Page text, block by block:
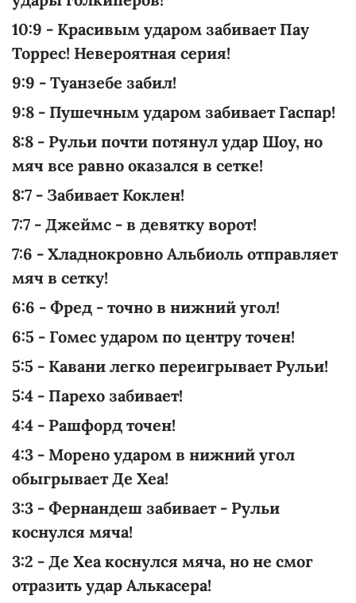
10:9 - Красивым ударом забивает Пау
Торрес! Невероятная серия!
9:9 - Туанзебе забил!
9:8 - Пушечным ударом забивает Гаспар!
8:8 - Рульи почти потянул удар Шоу, но
мяч все равно оказался в сетке!
8:7 - Забивает Коклен!
7:7 - Джеймс - в девятку ворот!
7:6 - Хладнокровно Альбиоль отправляет
мяч в сетку!
6:6 - Фред - точно в нижний угол!
6:5 - Гомес ударом по центру точен!
5:5 - Кавани легко переигрывает Рульи!
5:4 - Парехо забивает!
4:4 - Рашфорд точен!
4:3 - Морено ударом в нижний угол
обыгрывает Де Хеа!
3:3 - Фернандеш забивает - Рульи
коснулся мяча!
3:2 - Де Хеа коснулся мяча, но не смог
отразить удар Алькасера!